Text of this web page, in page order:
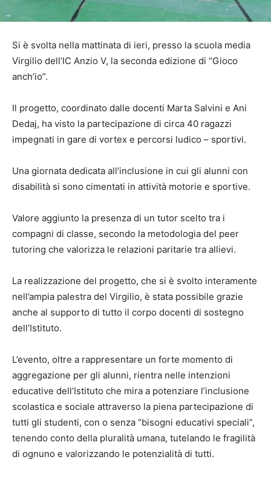
Si è svolta nella mattinata di ieri, presso la scuola media
Virgilio dell’IC Anzio V, la seconda edizione di “Gioco
anch’io”.
Il progetto, coordinato dalle docenti Marta Salvini e Ani
Dedaj, ha visto la partecipazione di circa 40 ragazzi
impegnati in gare di vortex e percorsi ludico – sportivi.
Una giornata dedicata all’inclusione in cui gli alunni con
disabilità si sono cimentati in attività motorie e sportive.
Valore aggiunto la presenza di un tutor scelto tra i
compagni di classe, secondo la metodologia del peer
tutoring che valorizza le relazioni paritarie tra allievi.
La realizzazione del progetto, che si è svolto interamente
nell’ampia palestra del Virgilio, è stata possibile grazie
anche al supporto di tutto il corpo docenti di sostegno
dell’Istituto.
L’evento, oltre a rappresentare un forte momento di
aggregazione per gli alunni, rientra nelle intenzioni
educative dell’Istituto che mira a potenziare l’inclusione
scolastica e sociale attraverso la piena partecipazione di
tutti gli studenti, con o senza “bisogni educativi speciali”,
tenendo conto della pluralità umana, tutelando le fragilità
di ognuno e valorizzando le potenzialità di tutti.